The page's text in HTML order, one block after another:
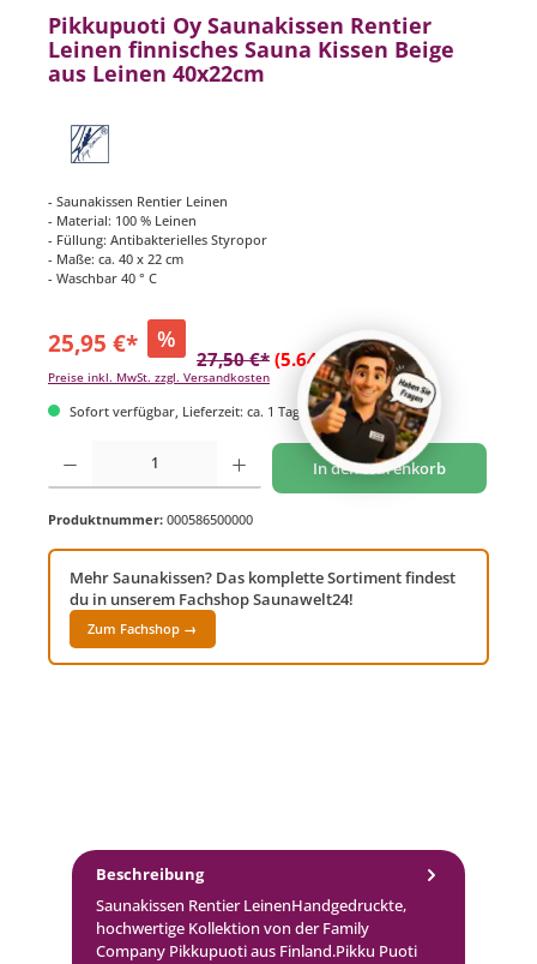
Pikkupuoti Oy Saunakissen Rentier
Leinen finnisches Sauna Kissen Beige
aus Leinen 40x22cm
- Saunakissen Rentier Leinen
- Material: 100 % Leinen
- Füllung: Antibakterielles Styropor
- Maße: ca. 40 x 22 cm
- Waschbar 40 ° C
25,95 €* %
27,50 €* (5.64% gespart)
Preise inkl. MwSt. zzgl. Versandkosten
Sofort verfügbar, Lieferzeit: ca. 1 Tag
Produkt Anzahl: Gib den gewünschten Wert ein oder benutze die Schaltflächen um
In den Warenkorb
Produktnummer: 000586500000
Mehr Saunakissen? Das komplette Sortiment findest
du in unserem Fachshop Saunawelt24!
Zum Fachshop →
Beschreibung
Saunakissen Rentier LeinenHandgedruckte,
hochwertige Kollektion von der Family
Company Pikkupuoti aus Finland.Pikku Puoti